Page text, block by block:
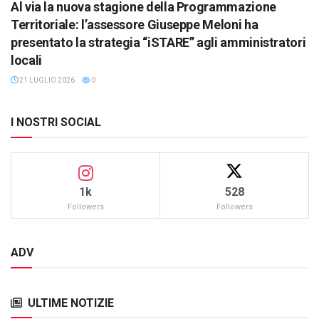
Al via la nuova stagione della Programmazione
Territoriale: l’assessore Giuseppe Meloni ha
presentato la strategia “iSTARE” agli amministratori
locali
21 LUGLIO 2026 0
I NOSTRI SOCIAL
1k
Followers
528
Followers
ADV
ULTIME NOTIZIE